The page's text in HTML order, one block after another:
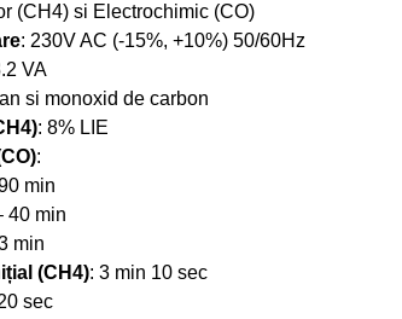
(CH4) si Electrochimic (CO)
: 230V AC (-15%, +10%) 50/60Hz
VA
si monoxid de carbon
: 8% LIE
:
min
40 min
min
(CH4): 3 min 10 sec
sec